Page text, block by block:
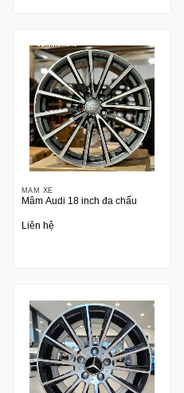
MÂM XE
Mâm Audi 18 inch đa chấu
Liên hệ